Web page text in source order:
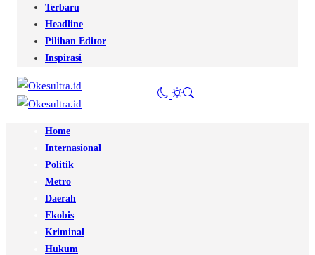
Terbaru
Headline
Pilihan Editor
Inspirasi
Home
Internasional
Politik
Metro
Daerah
Ekobis
Kriminal
Hukum